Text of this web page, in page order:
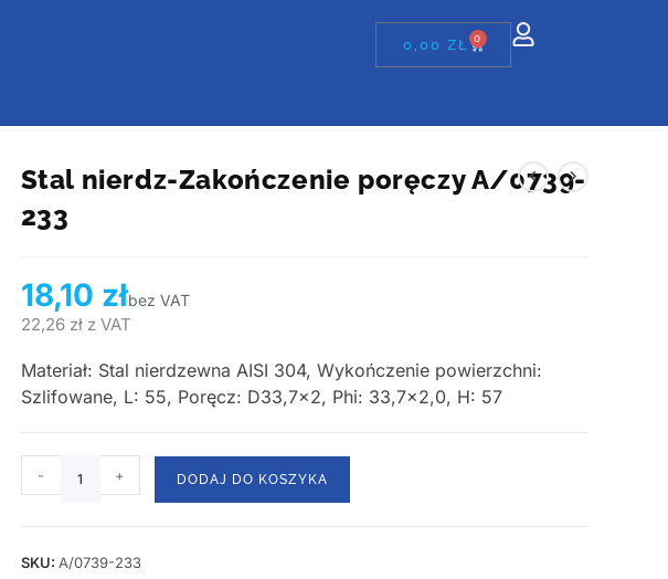
0,00ZŁ 0
Stal nierdz-Zakończenie poręczy A/0739-
233
18,10 złbez VAT
22,26 złz VAT
Materiał: Stal nierdzewna AISI 304, Wykończenie powierzchni:
Szlifowane, L: 55, Poręcz: D33,7×2, Phi: 33,7×2,0, H: 57
- + DODAJ DO KOSZYKA
SKU: A/0739-233